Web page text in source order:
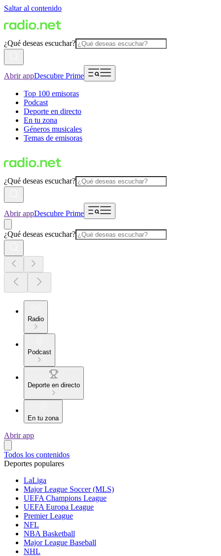
Saltar al contenido
¿Qué deseas escuchar?
Abrir appDescubre Prime
Top 100 emisoras
Podcast
Deporte en directo
En tu zona
Géneros musicales
Temas de emisoras
¿Qué deseas escuchar?
Abrir appDescubre Prime
¿Qué deseas escuchar?
Radio
Podcast
Deporte en directo
En tu zona
Abrir app
Todos los contenidos
Deportes populares
LaLiga
Major League Soccer (MLS)
UEFA Champions League
UEFA Europa League
Premier League
NFL
NBA Basketball
Major League Baseball
NHL